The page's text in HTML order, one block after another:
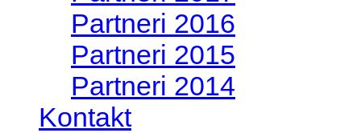
Partneri 2016
Partneri 2015
Partneri 2014
Kontakt